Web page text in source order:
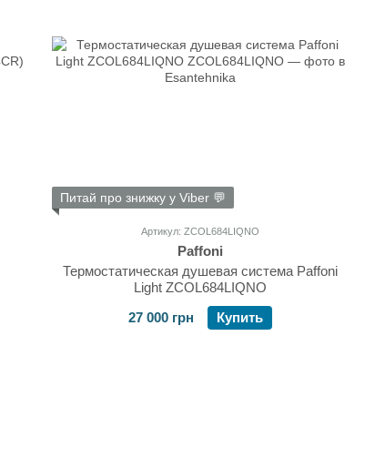
Питай про знижку у Viber 💬
Артикул: ZCOL684LIQNO
Paffoni
Термостатическая душевая система Paffoni
Light ZCOL684LIQNO
27 000 грн
Купить